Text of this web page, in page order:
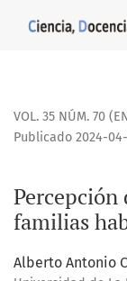
Percepción de
VOL. 35 NÚM. 70
Percepción
familias
Publicado 2024-
Alberto Antonio